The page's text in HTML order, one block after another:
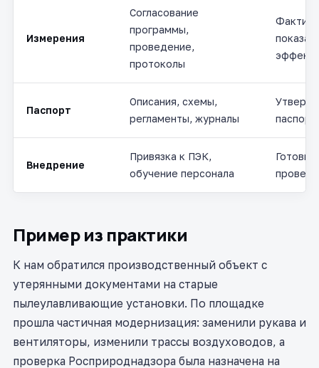
Измерения
Согласование
программы,
проведение,
протоколы
Паспорт
Описания, схемы,
регламенты, журналы
Внедрение
Привязка к ПЭК,
обучение персонала
Пример из практики
К нам обратился производственный объект с
утерянными документами на старые
пылеулавливающие установки. По площадке
прошла частичная модернизация: заменили рукава и
вентиляторы, изменили трассы воздуховодов, а
проверка Росприроднадзора была назначена на